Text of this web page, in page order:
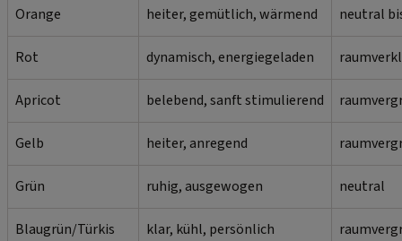
Orange heiter, gemütlich, wärmend neutral
Rot dynamisch, energiegeladen
Apricot belebend, sanft stimulierend
Gelb heiter, anregend
Grün ruhig, ausgewogen neutral
Blaugrün/Türkis klar, kühl, persönlich